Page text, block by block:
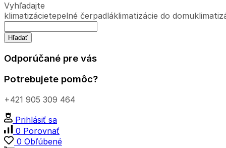
Vyhľadajte
klimatizácietepelné čerpadláklimatizácie do domu
Hľadať
Odporúčané pre vás
Potrebujete pomôc?
+421 905 309 464
Prihlásiť sa
0 Porovnať
0 Obľúbené